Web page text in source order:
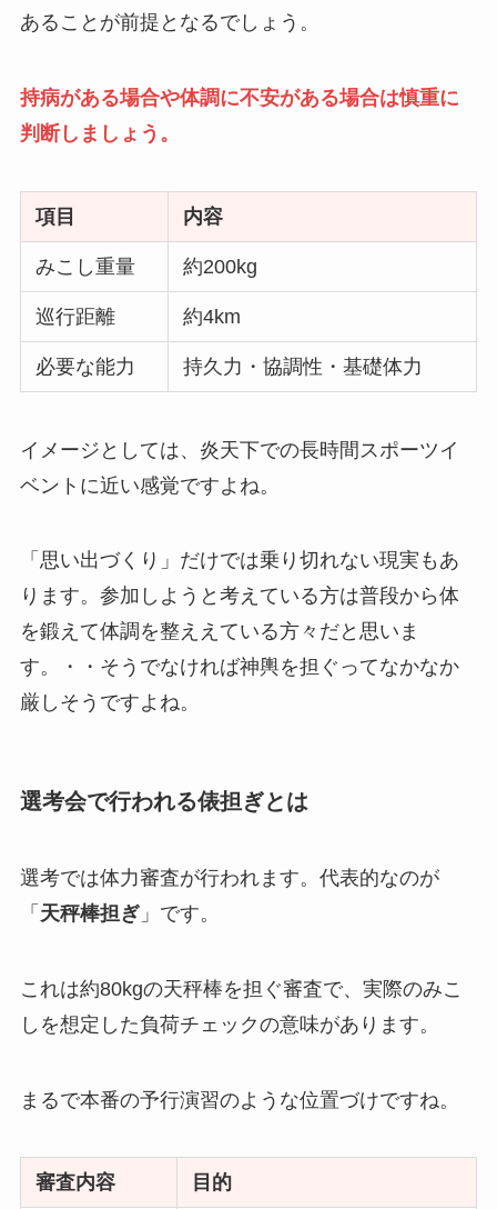
あることが前提となるでしょう。
持病がある場合や体調に不安がある場合は慎重に
判断しましょう。
項目 内容
みこし重量 約200kg
巡行距離 約4km
必要な能力 持久力・協調性・基礎体力
イメージとしては、炎天下での長時間スポーツイ
ベントに近い感覚ですよね。
「思い出づくり」だけでは乗り切れない現実もあ
ります。参加しようと考えている方は普段から体
を鍛えて体調を整ええている方々だと思いま
す。・・そうでなければ神輿を担ぐってなかなか
厳しそうですよね。
選考会で行われる俵担ぎとは
選考では体力審査が行われます。代表的なのが
「 天秤棒担ぎ」です。
これは約80kgの天秤棒を担ぐ審査で、実際のみこ
しを想定した負荷チェックの意味があります。
まるで本番の予行演習のような位置づけですね。
審査内容 目的